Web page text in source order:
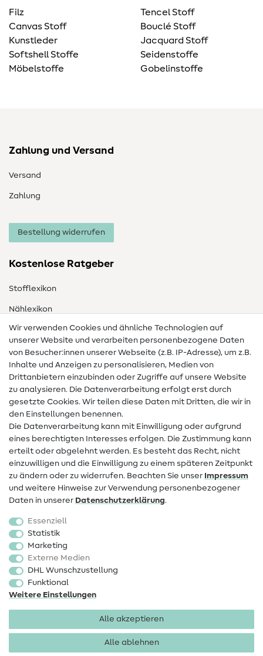
Filz
Canvas Stoff
Kunstleder
Softshell Stoffe
Möbelstoffe
Tencel Stoff
Bouclé Stoff
Jacquard Stoff
Seidenstoffe
Gobelinstoffe
Zahlung und Versand
Versand
Zahlung
Bestellung widerrufen
Kostenlose Ratgeber
Stofflexikon
Nählexikon
Nähanleitungen
Hilfe & Kontakt
Kontakt
Infos zum Betreiberwechsel
Widerrufsrecht
Beliebt
Stoffe
Sale
Schnittmuster
Wir verwenden Cookies und ähnliche Technologien auf
unserer Website und verarbeiten personenbezogene Daten
von Besucher:innen unserer Webseite (z.B. IP-Adresse), um z.B.
Inhalte und Anzeigen zu personalisieren, Medien von
Drittanbietern einzubinden oder Zugriffe auf unsere Website
zu analysieren. Die Datenverarbeitung erfolgt erst durch
gesetzte Cookies. Wir teilen diese Daten mit Dritten, die wir in
den Einstellungen benennen.
Die Datenverarbeitung kann mit Einwilligung oder aufgrund
eines berechtigten Interesses erfolgen. Die Zustimmung kann
erteilt oder abgelehnt werden. Es besteht das Recht, nicht
einzuwilligen und die Einwilligung zu einem späteren Zeitpunkt
zu ändern oder zu widerrufen. Beachten Sie unser Impressum
und weitere Hinweise zur Verwendung personenbezogener
Daten in unserer Daten­schutz­erklärung.
Essenziell
Statistik
Marketing
Externe Medien
DHL Wunschzustellung
Funktional
Weitere Einstellungen
Alle akzeptieren
Alle ablehnen
Impressum Datenschutz
AGB